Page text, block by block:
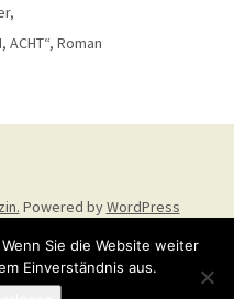
ACHT“, Roman
Powered byWordPress
Sie die Website weiter
Einverständnis aus.